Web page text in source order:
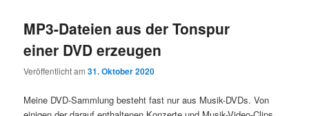
MP3-Dateien aus der Tonspur
einer DVD erzeugen
Veröffentlicht am31. Oktober 2020
Meine DVD-Sammlung besteht fast nur aus Musik-DVDs. Von